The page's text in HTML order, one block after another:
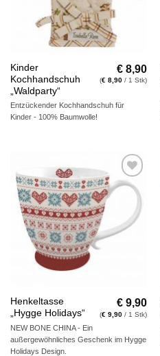
Kinder
Kochhandschuh
„Waldparty“
€ 8,90
(€ 8,90 / 1 Stk)
Entzückender Kochhandschuh für
Kinder - 100% Baumwolle!
Auf die
Wunschliste
Henkeltasse
„Hygge Holidays“
€ 9,90
(€ 9,90 / 1 Stk)
NEW BONE CHINA - Ein
außergewöhnliches Geschenk im Hygge
Holidays Design.